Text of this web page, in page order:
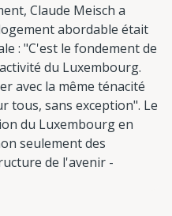
Claude Meisch a
abordable était
: "C'est le fondement de
du Luxembourg.
avec la même ténacité
tous, sans exception". Le
du Luxembourg en
seulement des
de l'avenir -